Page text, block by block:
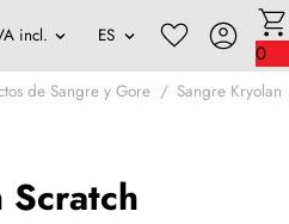
0
de Sangre y Gore Sangre Kryolan
Scratch